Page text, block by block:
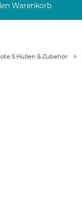
Warenkorb
5 Hüllen & Zubehör